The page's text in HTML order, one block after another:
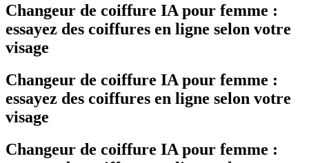
Changeur de coiffure IA pour femme :
essayez des coiffures en ligne selon votre
visage
Changeur de coiffure IA pour femme :
essayez des coiffures en ligne selon votre
visage
Changeur de coiffure IA pour femme :